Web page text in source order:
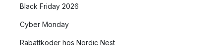
Black Friday 2026
Cyber Monday
Rabattkoder hos Nordic Nest